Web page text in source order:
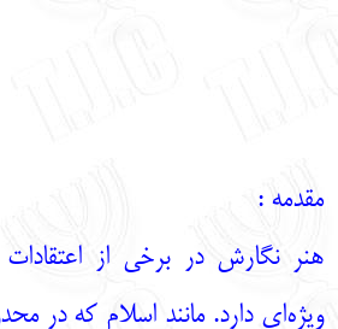
مقدمه :
هنر نگارش در برخی از
ویژه‌ای دارد. مانند اسلام که در